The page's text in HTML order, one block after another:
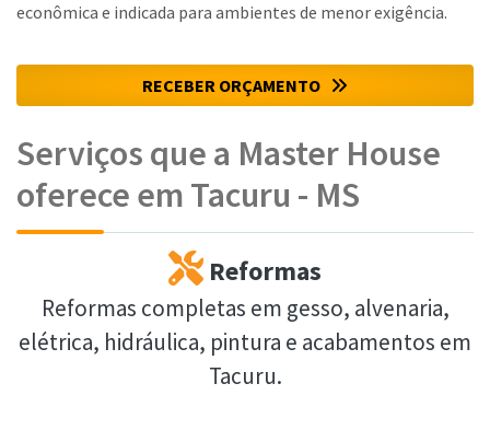
econômica e indicada para ambientes de menor exigência.
RECEBER ORÇAMENTO
Serviços que a Master House
oferece em Tacuru - MS
Reformas
Reformas completas em gesso, alvenaria,
elétrica, hidráulica, pintura e acabamentos em
Tacuru.